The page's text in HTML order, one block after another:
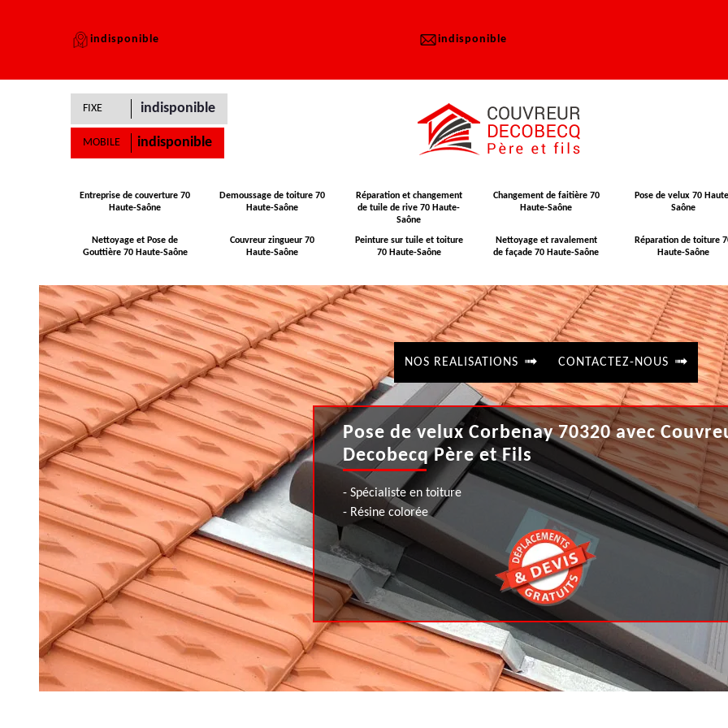
indisponible indisponible
FIXE indisponible
MOBILE indisponible
Entreprise de couverture 70
Haute-Saône
Demoussage de toiture 70
Haute-Saône
Réparation et changement
de tuile de rive 70 Haute-
Saône
Changement de faitière 70
Haute-Saône
Pose de velux 70
Saône
Nettoyage et Pose de
Gouttière 70 Haute-Saône
Couvreur zingueur 70
Haute-Saône
Peinture sur tuile et toiture
70 Haute-Saône
Nettoyage et ravalement
de façade 70 Haute-Saône
Réparation de toiture
Haute-Saône
NOS REALISATIONS CONTACTEZ-NOUS
Pose de velux Corbenay 70320 avec
Decobecq Père et Fils
- Spécialiste en toiture
- Résine colorée